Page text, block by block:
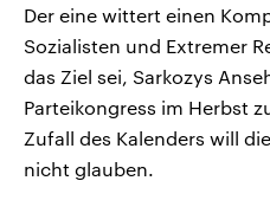
Der eine wittert einen
Sozialisten und Extremer
das Ziel sei, Sarkozys
Parteikongress im Herbst
Zufall des Kalenders will
nicht glauben.